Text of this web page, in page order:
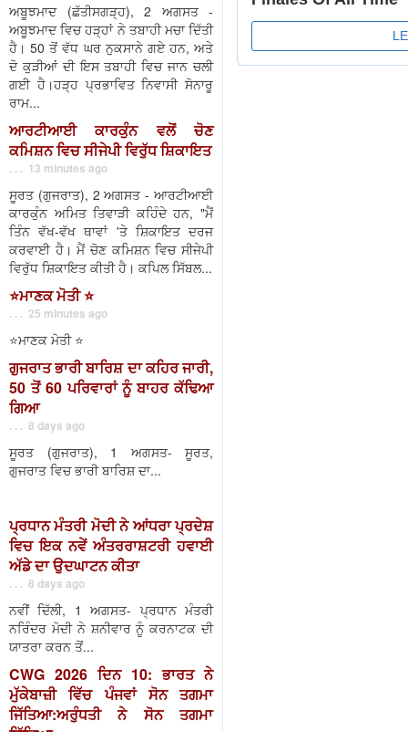
ਅਬੂਝਮਾਦ (ਛੱਤੀਸਗੜ੍ਹ), 2 ਅਗਸਤ -
ਅਬੂਝਮਾਦ ਵਿਚ ਹੜ੍ਹਾਂ ਨੇ ਤਬਾਹੀ ਮਚਾ ਦਿੱਤੀ
ਹੈ। 50 ਤੋਂ ਵੱਧ ਘਰ ਨੁਕਸਾਨੇ ਗਏ ਹਨ, ਅਤੇ
ਦੋ ਕੁੜੀਆਂ ਦੀ ਇਸ ਤਬਾਹੀ ਵਿਚ ਜਾਨ ਚਲੀ
ਗਈ ਹੈ।ਹੜ੍ਹ ਪ੍ਰਭਾਵਿਤ ਨਿਵਾਸੀ ਸੋਨਾਰੂ
ਰਾਮ...
ਆਰਟੀਆਈ ਕਾਰਕੁੰਨ ਵਲੋਂ ਚੋਣ
ਕਮਿਸ਼ਨ ਵਿਚ ਸੀਜੇਪੀ ਵਿਰੁੱਧ ਸ਼ਿਕਾਇਤ
. . . 13 minutes ago
ਸੂਰਤ (ਗੁਜਰਾਤ), 2 ਅਗਸਤ - ਆਰਟੀਆਈ
ਕਾਰਕੁੰਨ ਅਮਿਤ ਤਿਵਾੜੀ ਕਹਿੰਦੇ ਹਨ, "ਮੈਂ
ਤਿੰਨ ਵੱਖ-ਵੱਖ ਥਾਵਾਂ 'ਤੇ ਸ਼ਿਕਾਇਤ ਦਰਜ
ਕਰਵਾਈ ਹੈ। ਮੈਂ ਚੋਣ ਕਮਿਸ਼ਨ ਵਿਚ ਸੀਜੇਪੀ
ਵਿਰੁੱਧ ਸ਼ਿਕਾਇਤ ਕੀਤੀ ਹੈ। ਕਪਿਲ ਸਿੱਬਲ...
⭐️ਮਾਣਕ ਮੋਤੀ ⭐️
. . . 25 minutes ago
⭐️ਮਾਣਕ ਮੋਤੀ ⭐️
ਗੁਜਰਾਤ ਭਾਰੀ ਬਾਰਿਸ਼ ਦਾ ਕਹਿਰ ਜਾਰੀ,
50 ਤੋਂ 60 ਪਰਿਵਾਰਾਂ ਨੂੰ ਬਾਹਰ ਕੱਢਿਆ
ਗਿਆ
. . . 8 days ago
ਸੂਰਤ (ਗੁਜਰਾਤ), 1 ਅਗਸਤ- ਸੂਰਤ,
ਗੁਜਰਾਤ ਵਿਚ ਭਾਰੀ ਬਾਰਿਸ਼ ਦਾ...
ਪ੍ਰਧਾਨ ਮੰਤਰੀ ਮੋਦੀ ਨੇ ਆਂਧਰਾ ਪ੍ਰਦੇਸ਼
ਵਿਚ ਇਕ ਨਵੇਂ ਅੰਤਰਰਾਸ਼ਟਰੀ ਹਵਾਈ
ਅੱਡੇ ਦਾ ਉਦਘਾਟਨ ਕੀਤਾ
. . . 8 days ago
ਨਵੀਂ ਦਿੱਲੀ, 1 ਅਗਸਤ- ਪ੍ਰਧਾਨ ਮੰਤਰੀ
ਨਰਿੰਦਰ ਮੋਦੀ ਨੇ ਸ਼ਨੀਵਾਰ ਨੂੰ ਕਰਨਾਟਕ ਦੀ
ਯਾਤਰਾ ਕਰਨ ਤੋਂ...
CWG 2026 ਦਿਨ 10: ਭਾਰਤ ਨੇ
ਮੁੱਕੇਬਾਜ਼ੀ ਵਿੱਚ ਪੰਜਵਾਂ ਸੋਨ ਤਗਮਾ
ਜਿੱਤਿਆ:ਅਰੁੰਧਤੀ ਨੇ ਸੋਨ ਤਗਮਾ